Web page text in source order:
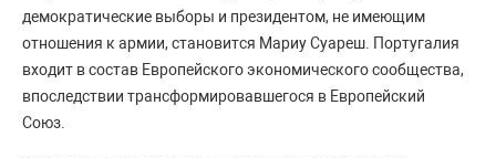
демократические выборы и президентом, не имеющим
отношения к армии, становится Мариу Суареш. Португалия
входит в состав Европейского экономического сообщества,
впоследствии трансформировавшегося в Европейский
Союз.